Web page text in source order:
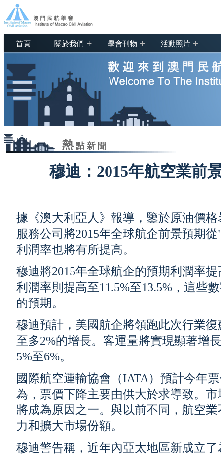
首頁 關於我們 + 學會刊物 + 活動照片 +
穆迪：2015年航空業前
據《澳大利亞人》報導，鑒於原油價
服務公司將2015年全球航企前景預期
利潤率也將有所提高。
穆迪將2015年全球航企的預期利潤率
利潤率則提高至11.5%至13.5%，這些
的預期。
穆迪預計，美國航企將領跑此次行業
至多2%的增長。客運量將實現顯著增
5%至6%。
國際航空運輸協會（IATA）預計今年
為，票價下降主要由供大於求導致。
將成為原因之一。與以前不同，航空
力和擴大市場份額。
穆迪警告稱，近年內亞太地區新成立